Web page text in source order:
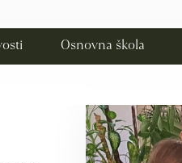
Osnovna škola